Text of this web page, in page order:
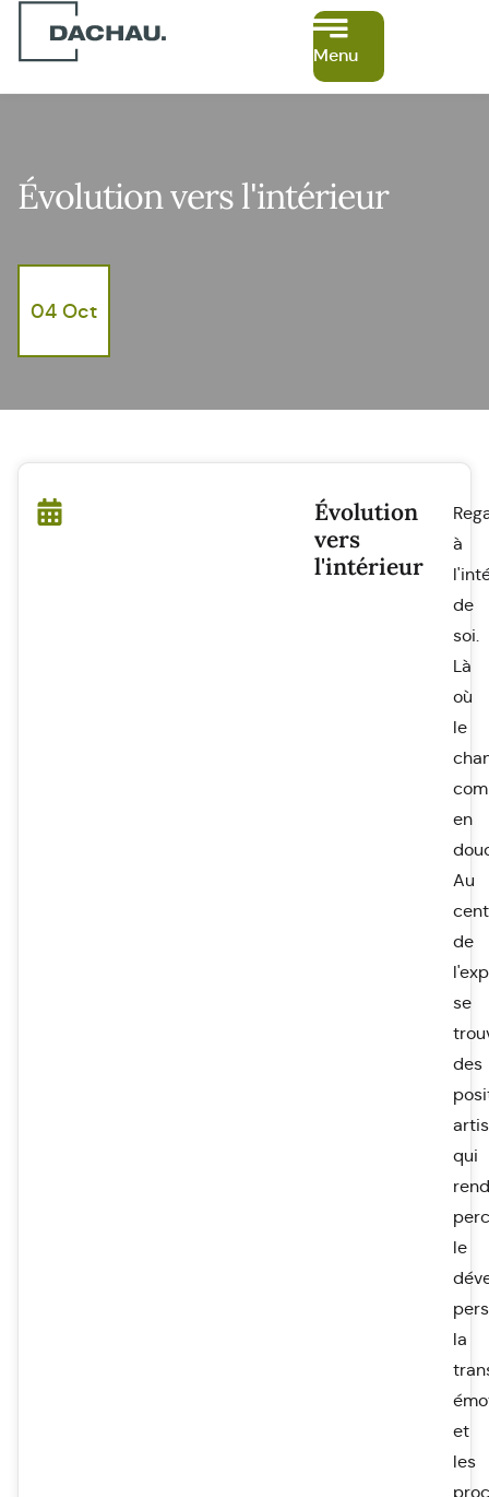
Menu
Évolution vers l'intérieur
04 Oct
Évolution
vers
l'intérieur
à
de
soi.
Là
où
le
en
Au
de
se
des
qui
le
la
et
les